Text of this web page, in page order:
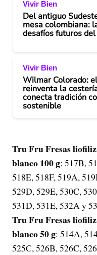
Vivir Bien
Del antiguo
mesa colombiana:
desafíos futuros
Vivir Bien
Wilmar Colorado:
reinventa la
conecta tradición
sostenible
Tru Fru Fresas
blanco 100 g: 517B,
518E, 518F, 519A,
529D, 529E, 530C,
531D, 531E, 532A y
Tru Fru Fresas
blanco 50 g: 514A,
525C, 526B, 526C,